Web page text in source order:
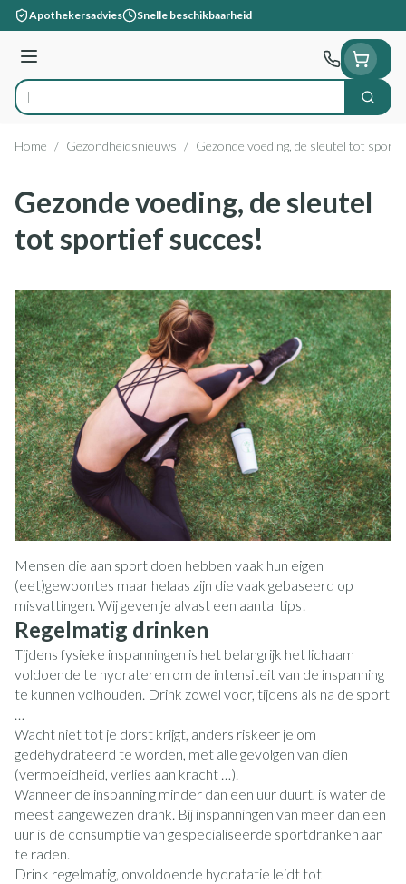
Ga naar de inhoud
Apothekersadvies Snelle beschikbaarheid
Menu
Product, merk, categorie... Zoek
Home / Gezondheidsnieuws / Gezonde voeding, de sleutel tot
Gezonde voeding, de sleutel
tot sportief succes!
Mensen die aan sport doen hebben vaak hun eigen
(eet)gewoontes maar helaas zijn die vaak gebaseerd op
misvattingen. Wij geven je alvast een aantal tips!
Regelmatig drinken
Tijdens fysieke inspanningen is het belangrijk het lichaam
voldoende te hydrateren om de intensiteit van de inspanning
te kunnen volhouden. Drink zowel voor, tijdens als na de sport
…
Wacht niet tot je dorst krijgt, anders riskeer je om
gedehydrateerd te worden, met alle gevolgen van dien
(vermoeidheid, verlies aan kracht …).
Wanneer de inspanning minder dan een uur duurt, is water de
meest aangewezen drank. Bij inspanningen van meer dan een
uur is de consumptie van gespecialiseerde sportdranken aan
te raden.
Drink regelmatig, onvoldoende hydratatie leidt tot